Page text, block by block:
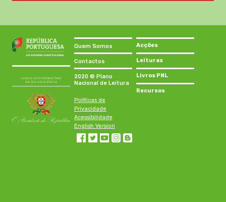
Quem Somos
Contactos
2020 © Plano
Nacional de Leitura
Políticas de
Privacidade
Acessibilidade
English Version
Acções
Leituras
Livros PNL
Recursos